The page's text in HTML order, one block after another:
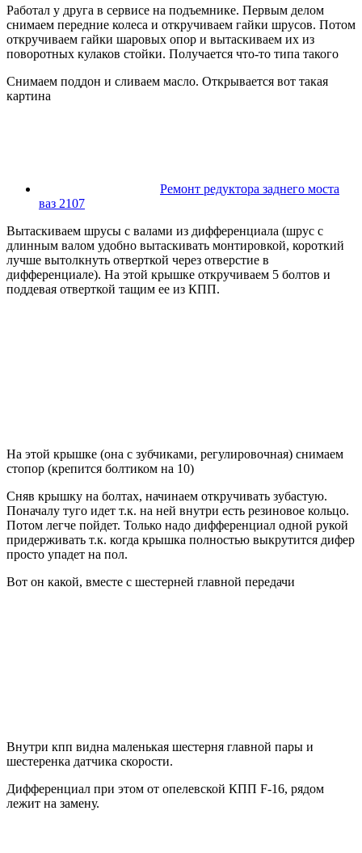
Работал у друга в сервисе на подъемнике. Первым делом
снимаем передние колеса и откручиваем гайки шрусов. Потом
откручиваем гайки шаровых опор и вытаскиваем их из
поворотных кулаков стойки. Получается что-то типа такого
Снимаем поддон и сливаем масло. Открывается вот такая
картина
Ремонт редуктора заднего моста
ваз 2107
Вытаскиваем шрусы с валами из дифференциала (шрус с
длинным валом удобно вытаскивать монтировкой, короткий
лучше вытолкнуть отверткой через отверстие в
дифференциале). На этой крышке откручиваем 5 болтов и
поддевая отверткой тащим ее из КПП.
На этой крышке (она с зубчиками, регулировочная) снимаем
стопор (крепится болтиком на 10)
Сняв крышку на болтах, начинаем откручивать зубастую.
Поначалу туго идет т.к. на ней внутри есть резиновое кольцо.
Потом легче пойдет. Только надо дифференциал одной рукой
придерживать т.к. когда крышка полностью выкрутится дифер
просто упадет на пол.
Вот он какой, вместе с шестерней главной передачи
Внутри кпп видна маленькая шестерня главной пары и
шестеренка датчика скорости.
Дифференциал при этом от опелевской КПП F-16, рядом
лежит на замену.